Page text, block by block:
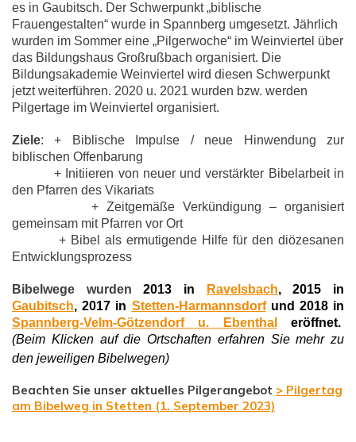
es in Gaubitsch. Der Schwerpunkt „biblische
Frauengestalten“ wurde in Spannberg umgesetzt. Jährlich
wurden im Sommer eine „Pilgerwoche“ im Weinviertel über
das Bildungshaus Großrußbach organisiert. Die
Bildungsakademie Weinviertel wird diesen Schwerpunkt
jetzt weiterführen. 2020 u. 2021 wurden bzw. werden
Pilgertage im Weinviertel organisiert.
Ziele: + Biblische Impulse / neue Hinwendung zur
biblischen Offenbarung
+ Initiieren von neuer und verstärkter Bibelarbeit in
den Pfarren des Vikariats
+ Zeitgemäße Verkündigung – organisiert
gemeinsam mit Pfarren vor Ort
+ Bibel als ermutigende Hilfe für den diözesanen
Entwicklungsprozess
Bibelwege wurden2013 in Ravelsbach, 2015 in
Gaubitsch, 2017 in Stetten-Harmannsdorfund 2018 in
Spannberg-Velm-Götzendorf u. Ebenthal
eröffnet.
(Beim Klicken auf die Ortschaften erfahren Sie mehr zu
den jeweiligen Bibelwegen)
Beachten Sie unser aktuelles Pilgerangebot > Pilgertag
am Bibelweg in Stetten (1. September 2023)